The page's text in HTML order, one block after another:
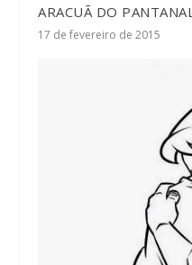
ARACUÃ DO PANTANAL
17 de fevereiro de 2015